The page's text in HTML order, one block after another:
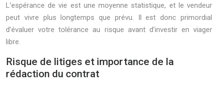
L’espérance de vie est une moyenne statistique, et le vendeur
peut vivre plus longtemps que prévu. Il est donc primordial
d’évaluer votre tolérance au risque avant d’investir en viager
libre.
Risque de litiges et importance de la
rédaction du contrat